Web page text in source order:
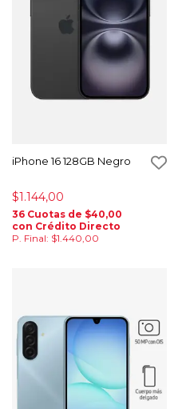
iPhone 16 128GB Negro
$1.144,00
36 Cuotas de $40,00
con Crédito Directo
P. Final: $1.440,00